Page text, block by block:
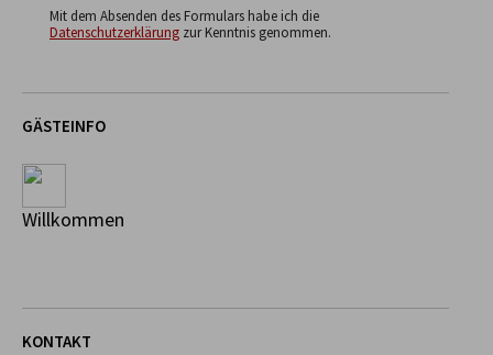
Mit dem Absenden des Formulars habe ich die
Datenschutzerklärung zur Kenntnis genommen.
GÄSTEINFO
Willkommen
KONTAKT